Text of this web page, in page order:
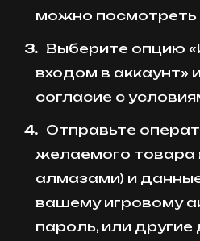
можно посмотреть
Выберите опцию
входом в аккаунт»
согласие с
Отправьте
желаемого товара
алмазами) и
вашему игровому
пароль, или